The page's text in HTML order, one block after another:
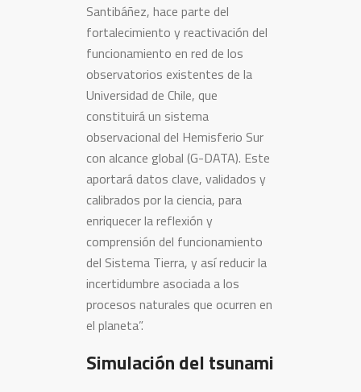
Santibáñez, hace parte del
fortalecimiento y reactivación del
funcionamiento en red de los
observatorios existentes de la
Universidad de Chile, que
constituirá un sistema
observacional del Hemisferio Sur
con alcance global (G-DATA). Este
aportará datos clave, validados y
calibrados por la ciencia, para
enriquecer la reflexión y
comprensión del funcionamiento
del Sistema Tierra, y así reducir la
incertidumbre asociada a los
procesos naturales que ocurren en
el planeta”.
Simulación del tsunami